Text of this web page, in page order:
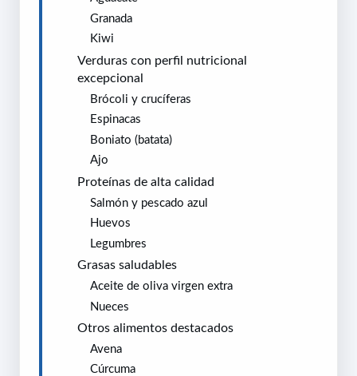
Granada
Kiwi
Verduras con perfil nutricional
excepcional
Brócoli y crucíferas
Espinacas
Boniato (batata)
Ajo
Proteínas de alta calidad
Salmón y pescado azul
Huevos
Legumbres
Grasas saludables
Aceite de oliva virgen extra
Nueces
Otros alimentos destacados
Avena
Cúrcuma